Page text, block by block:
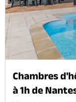
Chambres
à 1h de